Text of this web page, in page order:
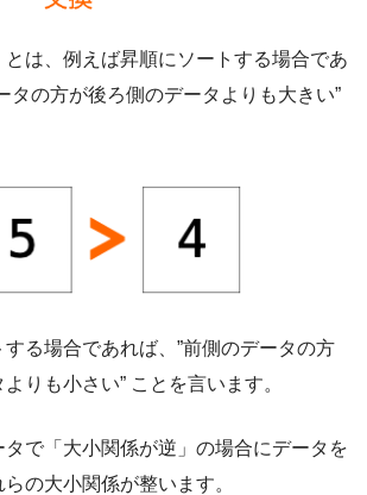
とは、例えば昇順にソートする場合であ
タの方が後ろ側のデータよりも大きい”
る場合であれば、”前側のデータの方
りも小さい” ことを言います。
で「大小関係が逆」の場合にデータを
の大小関係が整います。